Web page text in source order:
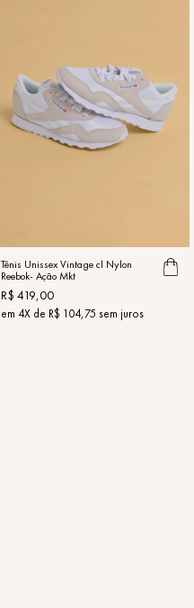
Tênis Unissex Vintage cl Nylon
Reebok- Ação Mkt
R$ 419,00
em 4X de R$ 104,75 sem juros